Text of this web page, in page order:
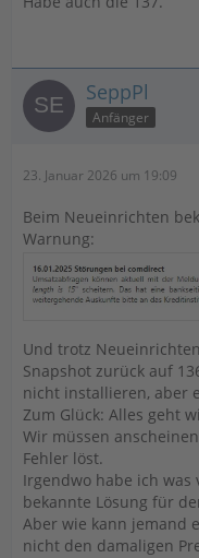
SeppPl
Anfänger
23. Januar 2026 um 19:09
Beim Neueinrichten
Warnung:
Und trotz
Snapshot zurück auf
nicht installieren, aber
Zum Glück: Alles geht
Wir müssen
Fehler löst.
Irgendwo habe ich was
bekannte Lösung für
Aber wie kann jemand
nicht den damaligen